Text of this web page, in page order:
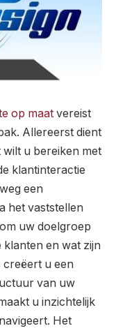
op maat vereist
Allereerst dient
u bereiken met
klantinteractie
een
het vaststellen
uw doelgroep
klanten en wat zijn
u een
van uw
u inzichtelijk
Het